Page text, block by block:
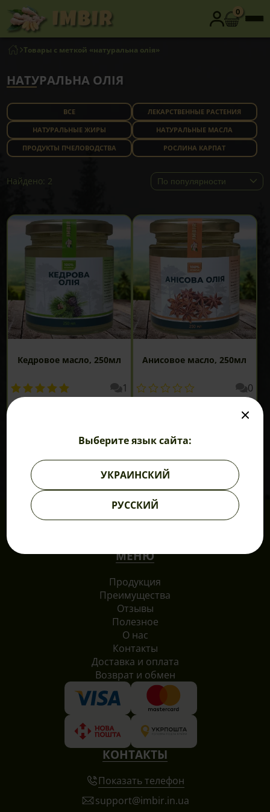
0
Товары с меткой «натуральна олія»
НАТУРАЛЬНА ОЛІЯ
ВСЕ
ЛЕКАРСТВЕННЫЕ РАСТЕНИЯ
НАТУРАЛЬНЫЕ ЖИРЫ
НАТУРАЛЬНЫЕ МАСЛА
ПРОДУКТЫ ПЧЕЛОВОДСТВА
РОСЛИНА КАРПАТ
Найдено: 2
Кедровое масло, 250мл
1
Анисовое масло, 250мл
0
МЕНЮ
Продукция
Преимущества
Отзывы
Полезное
О нас
Контакты
Доставка и оплата
Возврат и обмен
КОНТАКТЫ
Показать телефон
support@imbir.in.ua
Выберите язык сайта:
УКРАИНСКИЙ
РУССКИЙ